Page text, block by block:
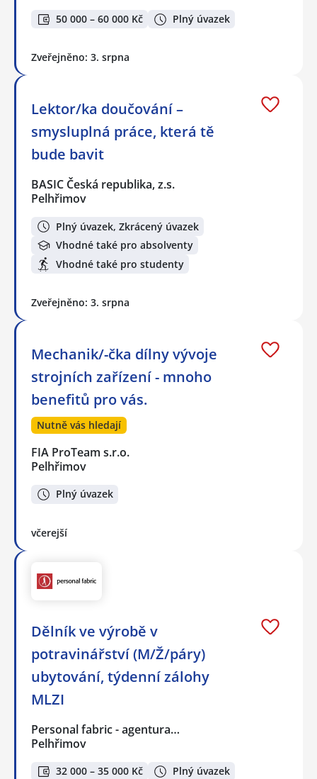
50 000 – 60 000 Kč Plný úvazek
Zveřejněno: 3. srpna
Lektor/ka doučování –
smysluplná práce, která tě
bude bavit
BASIC Česká republika, z.s.
Pelhřimov
Plný úvazek, Zkrácený úvazek
Vhodné také pro absolventy
Vhodné také pro studenty
Zveřejněno: 3. srpna
Mechanik/-čka dílny vývoje
strojních zařízení - mnoho
benefitů pro vás.
Nutně vás hledají
FIA ProTeam s.r.o.
Pelhřimov
Plný úvazek
včerejší
Dělník ve výrobě v
potravinářství (M/Ž/páry)
ubytování, týdenní zálohy
MLZI
Personal fabric - agentura…
Pelhřimov
32 000 – 35 000 Kč
Plný úvazek